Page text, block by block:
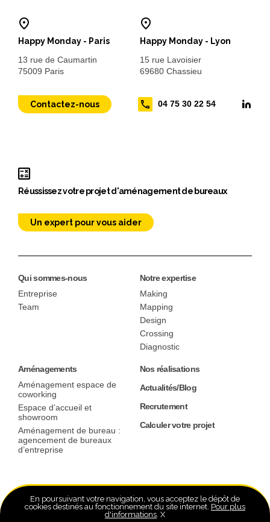
Happy Monday - Paris
13 rue de Caumartin
75009 Paris
Happy Monday - Lyon
15 rue Lavoisier
69680 Chassieu
Contactez-nous 04 75 30 22 54
Réussissez votre projet d'aménagement de bureaux
Un expert pour vous aider
Qui sommes-nous
Entreprise
Team
Notre expertise
Making
Mapping
Design
Crossing
Diagnostic
Aménagements
Aménagement espace de
coworking
Espace d’accueil et
showroom
Aménagement de bureau :
agencement de bureaux
d’entreprise
Nos réalisations
Actualités/Blog
Recrutement
Calculer votre projet
Mentions légalesPolitique de confidentialité
En poursuivant votre navigation, vous acceptez le dépôt de
cookies destinés au fonctionnement du site internet. Pour plus
d'informations. X